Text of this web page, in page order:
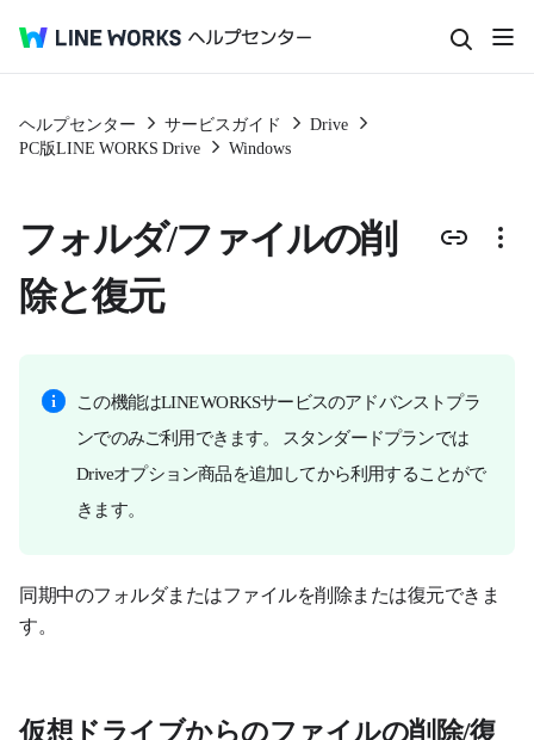
ヘルプセンター サービスガイド
Drive
PC版LINE WORKS Drive
Windows
フォルダ/ファイルの削
除と復元
この機能はLINE WORKSサービスのアドバンストプラ
ンでのみご利用できます。 スタンダードプランでは
Driveオプション商品を追加してから利用することがで
きます。
同期中のフォルダまたはファイルを削除または復元できま
す。
仮想ドライブからのファイルの削除/復